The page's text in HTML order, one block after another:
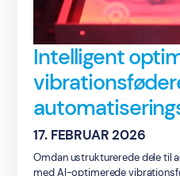
Intelligent
17. FEBRUAR 2026
Omdan ustrukturerede dele til
med AI-optimerede